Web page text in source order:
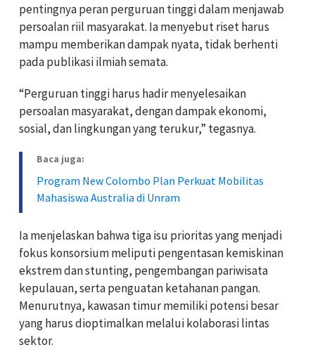
pentingnya peran perguruan tinggi dalam menjawab
persoalan riil masyarakat. Ia menyebut riset harus
mampu memberikan dampak nyata, tidak berhenti
pada publikasi ilmiah semata.
“Perguruan tinggi harus hadir menyelesaikan
persoalan masyarakat, dengan dampak ekonomi,
sosial, dan lingkungan yang terukur,” tegasnya.
Baca juga:
Program New Colombo Plan Perkuat Mobilitas
Mahasiswa Australia di Unram
Ia menjelaskan bahwa tiga isu prioritas yang menjadi
fokus konsorsium meliputi pengentasan kemiskinan
ekstrem dan stunting, pengembangan pariwisata
kepulauan, serta penguatan ketahanan pangan.
Menurutnya, kawasan timur memiliki potensi besar
yang harus dioptimalkan melalui kolaborasi lintas
sektor.